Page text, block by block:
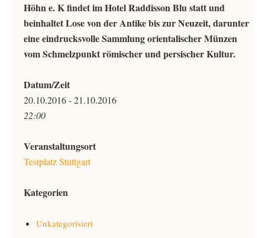
Höhn e. K findet im Hotel Raddisson Blu statt und
beinhaltet Lose von der Antike bis zur Neuzeit, darunter
eine eindrucksvolle Sammlung orientalischer Münzen
vom Schmelzpunkt römischer und persischer Kultur.
Datum/Zeit
20.10.2016 - 21.10.2016
22:00
Veranstaltungsort
Testplatz Stuttgart
Kategorien
Unkategorisiert